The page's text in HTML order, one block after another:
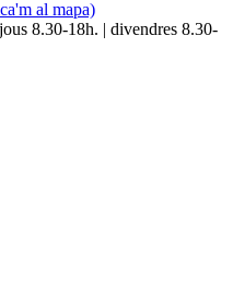
al mapa)
8.30-18h. | divendres 8.30-